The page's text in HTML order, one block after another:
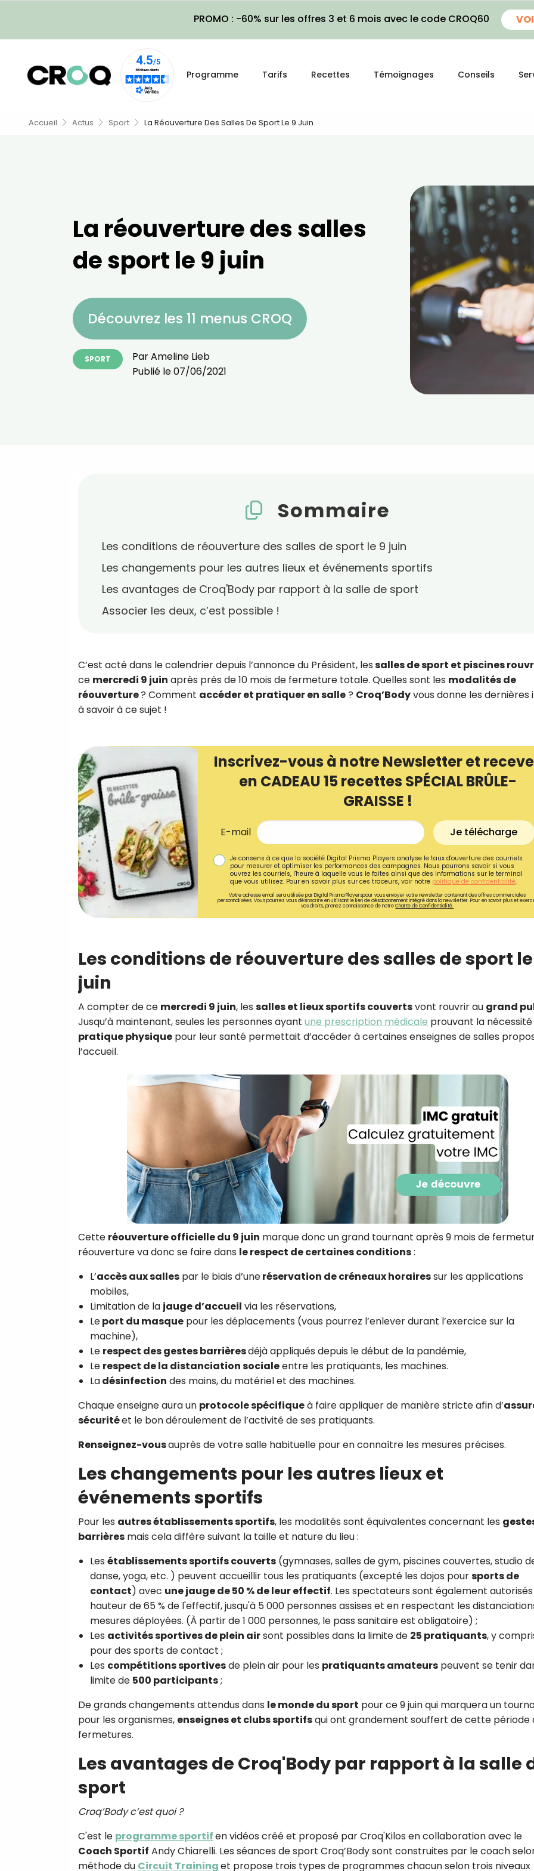
PROMO : -60% sur les offres 3 et 6 mois avec le code CROQ60
Programme Tarifs Recettes Témoignages Conseils
Accueil Actus Sport La Réouverture Des Salles De Sport Le 9 Juin
La réouverture des salles
de sport le 9 juin
Découvrez les 11 menus CROQ
SPORT ParAmeline Lieb
Publié le07/06/2021
Sommaire
Les conditions de réouverture des salles de sport le 9 juin
Les changements pour les autres lieux et événements sportifs
Les avantages de Croq'Body par rapport à la salle de sport
Associer les deux, c’est possible !
C’est acté dans le calendrier depuis l’annonce du Président, lessalles de sport et piscines
ce mercredi 9 juin après près de 10 mois de fermeture totale. Quelles sont les modalités de
réouverture? Comment accéder et pratiquer en salle? Croq’Bodyvous donne les dernières
à savoir à ce sujet !
Inscrivez-vous à notre Newsletter et
en CADEAU 15 recettes SPÉCIAL BRÛLE-
GRAISSE !
E-mail Je télécharge
Je consens à ce que la société Digital Prisma Players analyse le taux d'ouverture des courriels
pour mesurer et optimiser les performances des campagnes. Nous pourrons savoir si vous
ouvrez les courriels, l'heure à laquelle vous le faites ainsi que des informations sur le terminal
que vous utilisez. Pour en savoir plus sur ces traceurs, voir notre politique de confidentialité.
Votre adresse email sera utilisée par Digital Prisma Playerspour vous envoyer votre newsletter contenant des offres commerciales
personnalisées. Vous pourrez vous désinscrire en utilisant le lien de désabonnement intégré dans la newsletter. Pour en savoir plus et
vos droits, prenez connaissance de notreCharte de Confidentialité.
Les conditions de réouverture des salles de sport
juin
A compter de ce mercredi 9 juin, les salles et lieux sportifs couvertsvont rouvrir au grand
Jusqu’à maintenant, seules les personnes ayant une prescription médicale prouvant la
pratique physique pour leur santé permettait d’accéder à certaines enseignes de salles
l’accueil.
Cette réouverture officielle du 9 juin marque donc un grand tournant après 9 mois de
réouverture va donc se faire dans le respect de certaines conditions:
L’accès aux salles par le biais d’uneréservation de créneaux horairessur les applications
mobiles,
Limitation de la jauge d’accueil via les réservations,
Leport du masque pour les déplacements (vous pourrez l’enlever durant l’exercice sur la
machine),
Le respect des gestes barrièresdéjà appliqués depuis le début de la pandémie,
Le respect de la distanciation socialeentre les pratiquants, les machines.
Ladésinfection des mains, du matériel et des machines.
Chaque enseigne aura un protocole spécifiqueà faire appliquer de manière stricte afin d’
sécuritéet le bon déroulement de l’activité de ses pratiquants.
Renseignez-vousauprès de votre salle habituelle pour en connaître les mesures précises.
Les changements pour les autres lieux et
événements sportifs
Pour les autres établissements sportifs, les modalités sont équivalentes concernant les
barrières mais cela diffère suivant la taille et nature du lieu :
Les établissements sportifs couverts (gymnases, salles de gym, piscines couvertes, studio
danse, yoga, etc. ) peuvent accueillir tous les pratiquants (excepté les dojos poursports de
contact) avec une jauge de 50 % de leur effectif. Les spectateurs sont également
hauteur de 65 % de l'effectif, jusqu'à 5 000 personnes assises et en respectant les
mesures déployées. (À partir de 1 000 personnes, le pass sanitaire est obligatoire) ;
Les activités sportives de plein airsont possibles dans la limite de 25 pratiquants, y
pour des sports de contact ;
Les compétitions sportivesde plein air pour les pratiquants amateurs peuvent se tenir
limite de 500 participants;
De grands changements attendus dans le monde du sport pour ce 9 juin qui marquera un
pour les organismes, enseignes et clubs sportifsqui ont grandement souffert de cette période
fermetures.
Les avantages de Croq'Body par rapport à la salle
sport
Croq’Body c’est quoi ?
C'est le programme sportifen vidéos créé et proposé par Croq'Kilos en collaboration avec le
Coach Sportif Andy Chiarelli. Les séances de sport Croq’Body sont construites par le coach
méthode du Circuit Traininget propose trois types de programmes chacun selon trois niveaux
Recevez gratuitement
recettes inédites de
!
Je consens à ce que la société
Prisma Players analyse le taux
des courriels pour mesurer et
performances des campagnes.
pourrons savoir si vous ouvrez les
l'heure à laquelle vous le faites ainsi
des informations sur le terminal que
utilisez. Pour en savoir plus sur ces
voir notrepolitique de confidentialité
Je reçois mon cadeau !
Votre adresse email sera utilisée par Digital Prisma
envoyer votre newsletter contenant des offres